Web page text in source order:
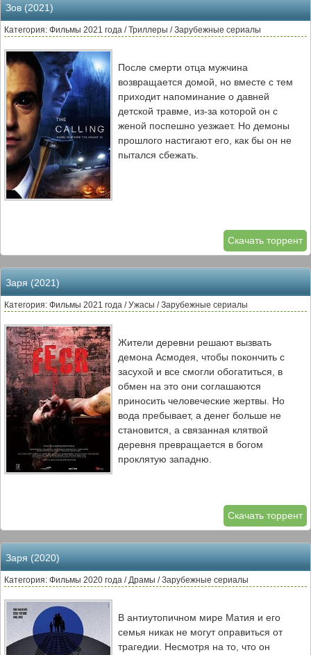
Зов (2021)
Категория: Фильмы 2021 года / Триллеры / Зарубежные сериалы
После смерти отца мужчина
возвращается домой, но вместе с тем
приходит напоминание о давней
детской травме, из-за которой он с
женой поспешно уезжает. Но демоны
прошлого настигают его, как бы он не
пытался сбежать.
Скачать торрент
Заря (2021)
Категория: Фильмы 2021 года / Ужасы / Зарубежные сериалы
Жители деревни решают вызвать
демона Асмодея, чтобы покончить с
засухой и все смогли обогатиться, в
обмен на это они соглашаются
приносить человеческие жертвы. Но
вода пребывает, а денег больше не
становится, а связанная клятвой
деревня превращается в богом
проклятую западню.
Скачать торрент
Заря (2020)
Категория: Фильмы 2020 года / Драмы / Зарубежные сериалы
В антиутопичном мире Матия и его
семья никак не могут оправиться от
трагедии. Несмотря на то, что он